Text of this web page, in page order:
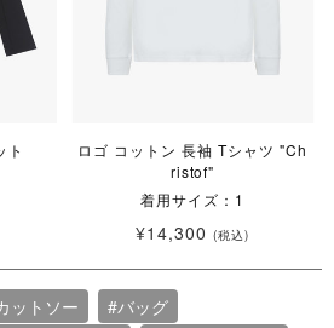
ト
ロゴ コットン 長袖 Tシャツ "Ch
ristof"
着用サイズ：1
¥14,300 (税込)
ットソー
#バッグ